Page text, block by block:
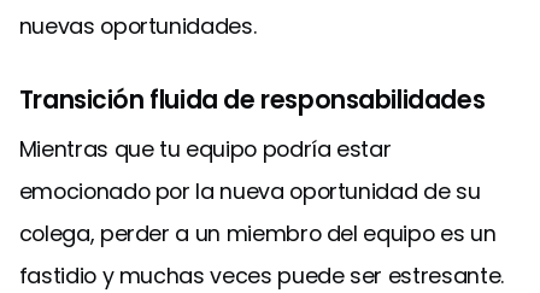
nuevas oportunidades.
Transición fluida de responsabilidades
Mientras que tu equipo podría estar
emocionado por la nueva oportunidad de su
colega, perder a un miembro del equipo es un
fastidio y muchas veces puede ser estresante.